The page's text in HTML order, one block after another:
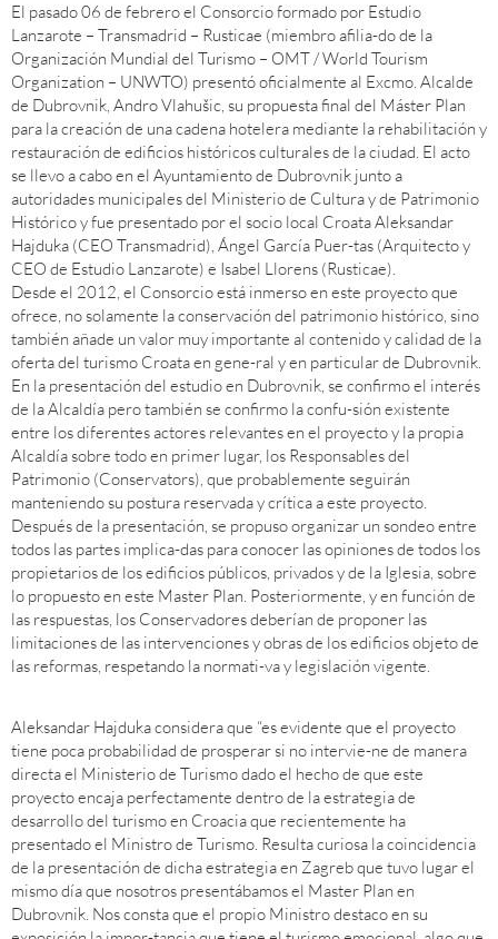
El pasado 06 de febrero el Consorcio formado por Estudio
Lanzarote – Transmadrid – Rusticae (miembro afilia-do de la
Organización Mundial del Turismo – OMT / World Tourism
Organization – UNWTO) presentó oficialmente al Excmo. Alcalde
de Dubrovnik, Andro Vlahušic, su propuesta final del Máster Plan
para la creación de una cadena hotelera mediante la rehabilitación y
restauración de edificios históricos culturales de la ciudad. El acto
se llevo a cabo en el Ayuntamiento de Dubrovnik junto a
autoridades municipales del Ministerio de Cultura y de Patrimonio
Histórico y fue presentado por el socio local Croata Aleksandar
Hajduka (CEO Transmadrid), Ángel García Puer-tas (Arquitecto y
CEO de Estudio Lanzarote) e Isabel Llorens (Rusticae).
Desde el 2012, el Consorcio está inmerso en este proyecto que
ofrece, no solamente la conservación del patrimonio histórico, sino
también añade un valor muy importante al contenido y calidad de la
oferta del turismo Croata en gene-ral y en particular de Dubrovnik.
En la presentación del estudio en Dubrovnik, se confirmo el interés
de la Alcaldía pero también se confirmo la confu-sión existente
entre los diferentes actores relevantes en el proyecto y la propia
Alcaldía sobre todo en primer lugar, los Responsables del
Patrimonio (Conservators), que probablemente seguirán
manteniendo su postura reservada y crítica a este proyecto.
Después de la presentación, se propuso organizar un sondeo entre
todos las partes implica-das para conocer las opiniones de todos los
propietarios de los edificios públicos, privados y de la Iglesia, sobre
lo propuesto en este Master Plan. Posteriormente, y en función de
las respuestas, los Conservadores deberían de proponer las
limitaciones de las intervenciones y obras de los edificios objeto de
las reformas, respetando la normati-va y legislación vigente.
Aleksandar Hajduka considera que “es evidente que el proyecto
tiene poca probabilidad de prosperar si no intervie-ne de manera
directa el Ministerio de Turismo dado el hecho de que este
proyecto encaja perfectamente dentro de la estrategia de
desarrollo del turismo en Croacia que recientemente ha
presentado el Ministro de Turismo. Resulta curiosa la coincidencia
de la presentación de dicha estrategia en Zagreb que tuvo lugar el
mismo día que nosotros presentábamos el Master Plan en
Dubrovnik. Nos consta que el propio Ministro destaco en su